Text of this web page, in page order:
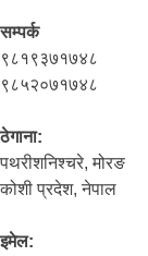
सम्पर्क
९८१९३७१७४८
९८५२०७१७४८
ठेगाना:
पथरीशनिश्‍चरे, मोरङ
कोशी प्रदेश, नेपाल
इमेल: